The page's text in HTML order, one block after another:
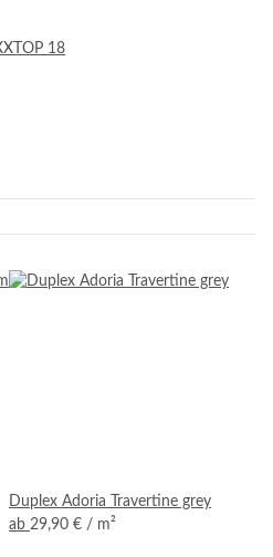
18
Duplex Adoria Travertine grey
ab 29,90 € / m²